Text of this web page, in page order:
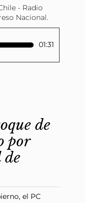
01:31
- Radio
Nacional.
de
por
de
el PC